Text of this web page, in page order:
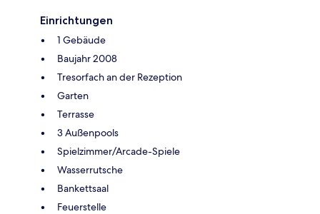
Einrichtungen
1 Gebäude
Baujahr 2008
Tresorfach an der Rezeption
Garten
Terrasse
3 Außenpools
Spielzimmer/Arcade-Spiele
Wasserrutsche
Bankettsaal
Feuerstelle